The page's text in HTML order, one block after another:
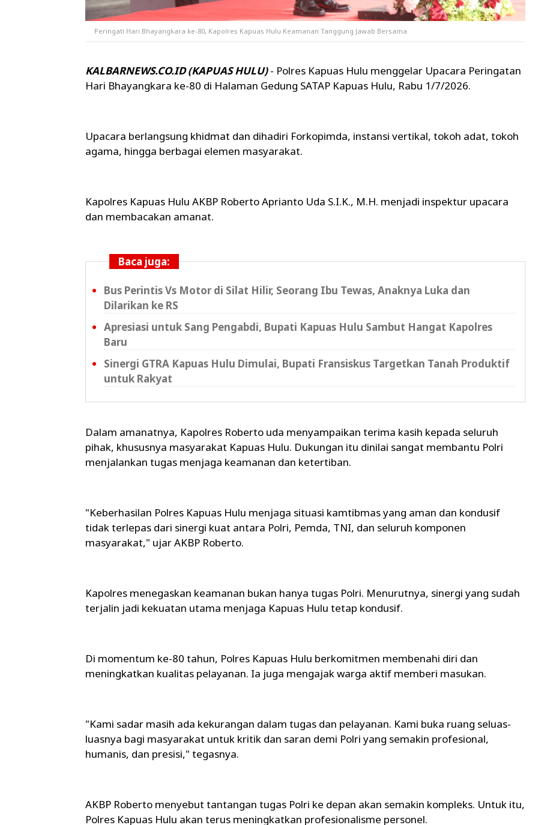
Peringati Hari Bhayangkara ke-80, Kapolres Kapuas Hulu Keamanan Tanggung Jawab Bersama
KALBARNEWS.CO.ID (KAPUAS HULU)- Polres Kapuas Hulu menggelar Upacara Peringatan
Hari Bhayangkara ke-80 di Halaman Gedung SATAP Kapuas Hulu, Rabu 1/7/2026.
Upacara berlangsung khidmat dan dihadiri Forkopimda, instansi vertikal, tokoh adat, tokoh
agama, hingga berbagai elemen masyarakat.
Kapolres Kapuas Hulu AKBP Roberto Aprianto Uda S.I.K., M.H. menjadi inspektur upacara
dan membacakan amanat.
Baca juga:
Bus Perintis Vs Motor di Silat Hilir, Seorang Ibu Tewas, Anaknya Luka dan
Dilarikan ke RS
Apresiasi untuk Sang Pengabdi, Bupati Kapuas Hulu Sambut Hangat Kapolres
Baru
Sinergi GTRA Kapuas Hulu Dimulai, Bupati Fransiskus Targetkan Tanah Produktif
untuk Rakyat
Dalam amanatnya, Kapolres Roberto uda menyampaikan terima kasih kepada seluruh
pihak, khususnya masyarakat Kapuas Hulu. Dukungan itu dinilai sangat membantu Polri
menjalankan tugas menjaga keamanan dan ketertiban.
"Keberhasilan Polres Kapuas Hulu menjaga situasi kamtibmas yang aman dan kondusif
tidak terlepas dari sinergi kuat antara Polri, Pemda, TNI, dan seluruh komponen
masyarakat," ujar AKBP Roberto.
Kapolres menegaskan keamanan bukan hanya tugas Polri. Menurutnya, sinergi yang sudah
terjalin jadi kekuatan utama menjaga Kapuas Hulu tetap kondusif.
Di momentum ke-80 tahun, Polres Kapuas Hulu berkomitmen membenahi diri dan
meningkatkan kualitas pelayanan. Ia juga mengajak warga aktif memberi masukan.
"Kami sadar masih ada kekurangan dalam tugas dan pelayanan. Kami buka ruang seluas-
luasnya bagi masyarakat untuk kritik dan saran demi Polri yang semakin profesional,
humanis, dan presisi," tegasnya.
AKBP Roberto menyebut tantangan tugas Polri ke depan akan semakin kompleks. Untuk itu,
Polres Kapuas Hulu akan terus meningkatkan profesionalisme personel.